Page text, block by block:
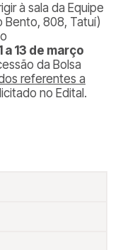
à sala da Equipe
Bento, 808, Tatuí)
13 de março
da Bolsa
referentes a
no Edital.